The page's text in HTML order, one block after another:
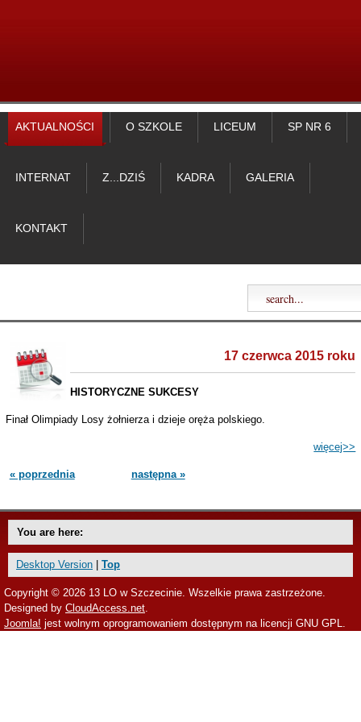
AKTUALNOŚCI O SZKOLE LICEUM SP NR 6
INTERNAT Z...DZIŚ KADRA GALERIA
KONTAKT
17 czerwca 2015 roku
HISTORYCZNE SUKCESY
Finał Olimpiady Losy żołnierza i dzieje oręża polskiego.
więcej>>
« poprzednia następna »
You are here:
Desktop Version Top
Copyright © 2026 13 LO w Szczecinie. Wszelkie prawa zastrzeżone.
Designed by CloudAccess.net
Joomla! jest wolnym oprogramowaniem dostępnym na licencji GNU GPL.